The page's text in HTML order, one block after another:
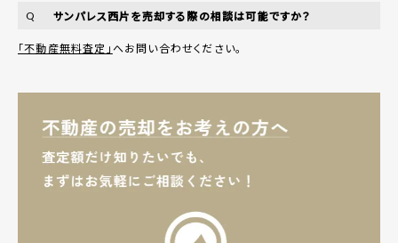
Q サンパレス西片を売却する際の相談は可能ですか？
「不動産無料査定」へお問い合わせください。